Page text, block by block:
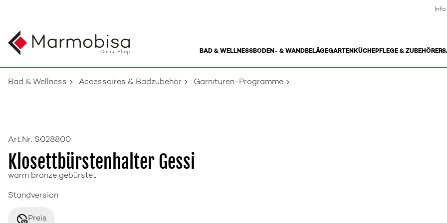
Online Shop BAD & WELLNESSBODEN- & WANDBELÄGEGARTENKÜCHEPFLEGE & ZUBEHÖR
Info
Bad & Wellness Accessoires & Badzubehör Garnituren-Programme
Art.Nr. S028800
Klosettbürstenhalter Gessi
warm bronze gebürstet
Standversion
disabled_visiblePreis